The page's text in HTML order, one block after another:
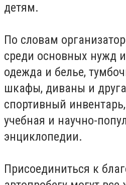
детям.
По словам
среди основных нужд
одежда и белье,
шкафы, диваны и
спортивный
учебная и научно-
энциклопедии.
Присоединиться к